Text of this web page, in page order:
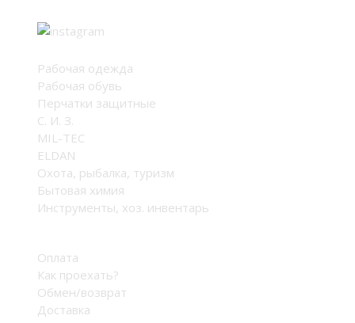
Каталог
Рабочая одежда
Рабочая обувь
Перчатки защитные
С. И. З.
MIL-TEC
ELDAN
Охота, рыбалка, туризм
Бытовая химия
Инструменты, хоз. инвентарь
Оплата
Как проехать?
Обмен/возврат
Доставка